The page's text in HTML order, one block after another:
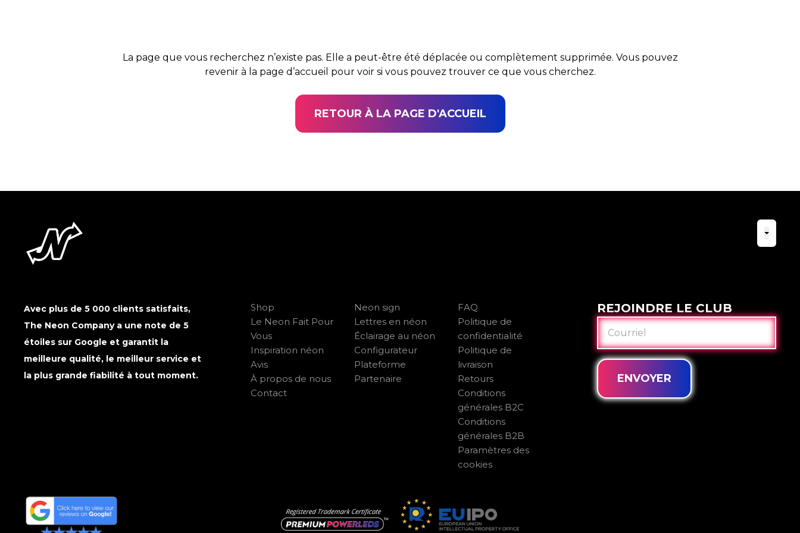
La page que vous recherchez n’existe pas. Elle a peut-être été déplacée ou complètement supprimée. Vous pouvez
revenir à la page d’accueil pour voir si vous pouvez trouver ce que vous cherchez.
RETOUR À LA PAGE D'ACCUEIL
Avec plus de 5 000 clients satisfaits,
The Neon Company a une note de 5
étoiles sur Google et garantit la
meilleure qualité, le meilleur service et
la plus grande fiabilité à tout moment.
Shop
Le Neon Fait Pour
Vous
Inspiration néon
Avis
À propos de nous
Contact
Neon sign
Lettres en néon
Éclairage au néon
Configurateur
Plateforme
Partenaire
FAQ
Politique de
confidentialité
Politique de
livraison
Retours
Conditions
générales B2C
Conditions
générales B2B
Paramètres des
cookies
REJOINDRE LE CLUB
COURRIEL
ENVOYER